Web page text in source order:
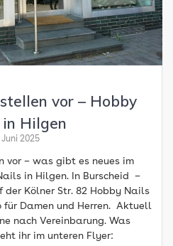
vor – Hobby
Hilgen
Juni 2025
vor – was gibt es neues im
in Hilgen. In Burscheid –
der Kölner Str. 82 Hobby Nails
Damen und Herren. Aktuell
nach Vereinbarung. Was
ihr im unteren Flyer: